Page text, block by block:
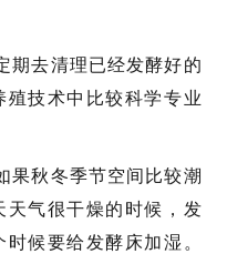
期去清理已经发酵好的
技术中比较科学专业
果秋冬季节空间比较潮
天气很干燥的时候，发
候要给发酵床加湿。